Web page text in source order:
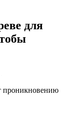
для
проникновению